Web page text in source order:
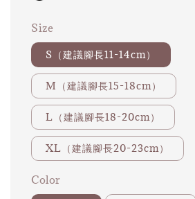
Size
S（建議腳長11-14cm）
M（建議腳長15-18cm）
L（建議腳長18-20cm）
XL（建議腳長20-23cm）
Color